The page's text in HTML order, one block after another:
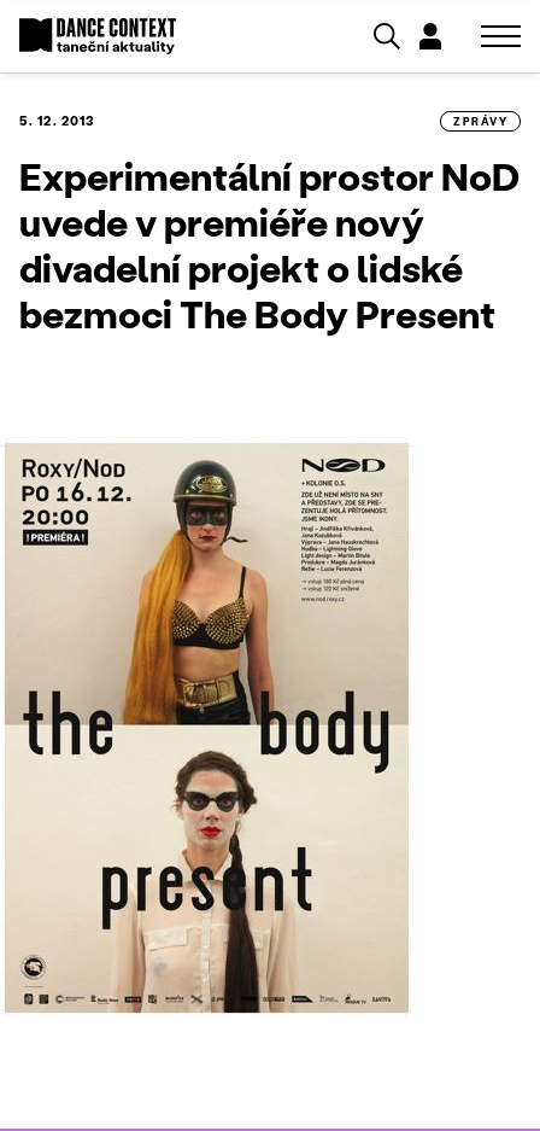
5. 12. 2013 ZPRÁVY
Experimentální prostor NoD
uvede v premiéře nový
divadelní projekt o lidské
bezmoci The Body Present